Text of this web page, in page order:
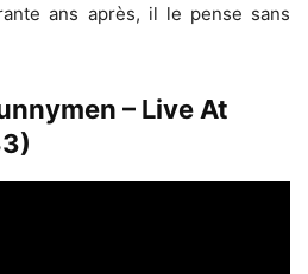
ans après, il le pense sans
– Live At